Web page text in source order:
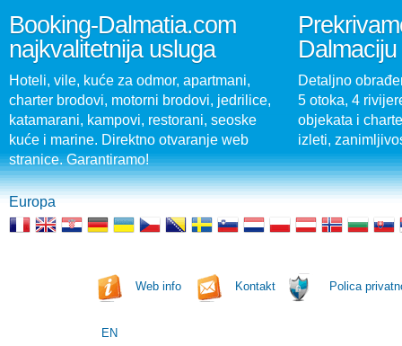
Booking-Dalmatia.com
najkvalitetnija usluga
Hoteli, vile, kuće za odmor, apartmani,
charter brodovi, motorni brodovi, jedrilice,
katamarani, kampovi, restorani, seoske
kuće i marine. Direktno otvaranje web
stranice. Garantiramo!
Dalmaciju
Detaljno
5 otoka, 4
objekata i
izleti,
Europa
Web info Kontakt Polica
EN